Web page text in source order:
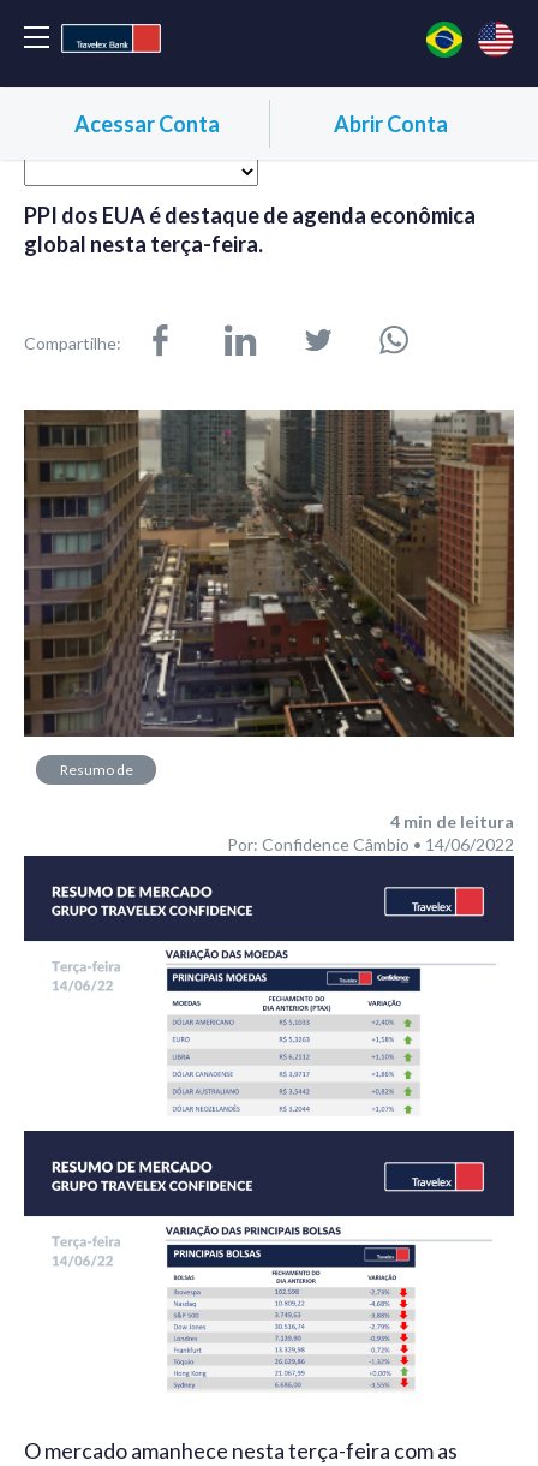
Acessar Conta Abrir Conta
PPI dos EUA é destaque de agenda econômica
global nesta terça-feira.
Compartilhe:
Resumo de
4 min de leitura
Por: Confidence Câmbio • 14/06/2022
O mercado amanhece nesta terça-feira com as